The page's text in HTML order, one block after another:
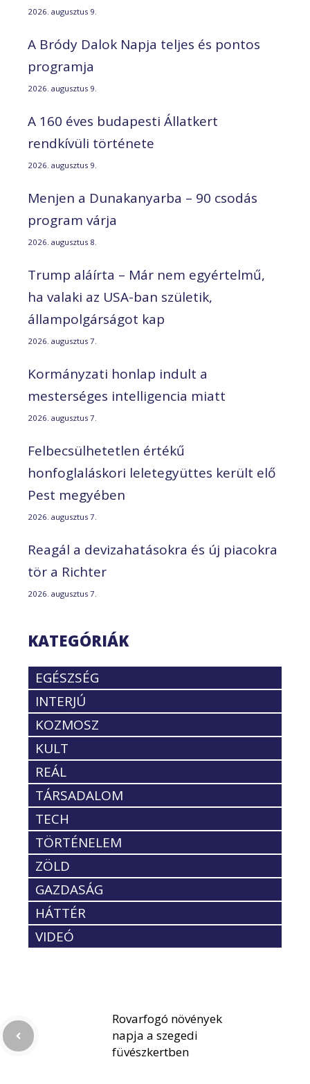
2026. augusztus 9.
A Bródy Dalok Napja teljes és pontos
programja
2026. augusztus 9.
A 160 éves budapesti Állatkert
rendkívüli története
2026. augusztus 9.
Menjen a Dunakanyarba – 90 csodás
program várja
2026. augusztus 8.
Trump aláírta – Már nem egyértelmű,
ha valaki az USA-ban születik,
állampolgárságot kap
2026. augusztus 7.
Kormányzati honlap indult a
mesterséges intelligencia miatt
2026. augusztus 7.
Felbecsülhetetlen értékű
honfoglaláskori leletegyüttes került elő
Pest megyében
2026. augusztus 7.
Reagál a devizahatásokra és új piacokra
tör a Richter
2026. augusztus 7.
KATEGÓRIÁK
EGÉSZSÉG
INTERJÚ
KOZMOSZ
KULT
REÁL
TÁRSADALOM
TECH
TÖRTÉNELEM
ZÖLD
GAZDASÁG
HÁTTÉR
VIDEÓ
Rovarfogó növények
napja a szegedi
füvészkertben